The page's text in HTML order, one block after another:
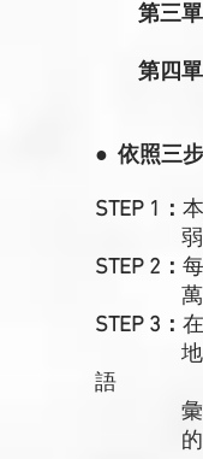
第三單
容易混
第四單
向，只
● 依照三
STEP 1：
弱的
STEP 2：
萬全
STEP 3：
地複習
語
彙，加
的能